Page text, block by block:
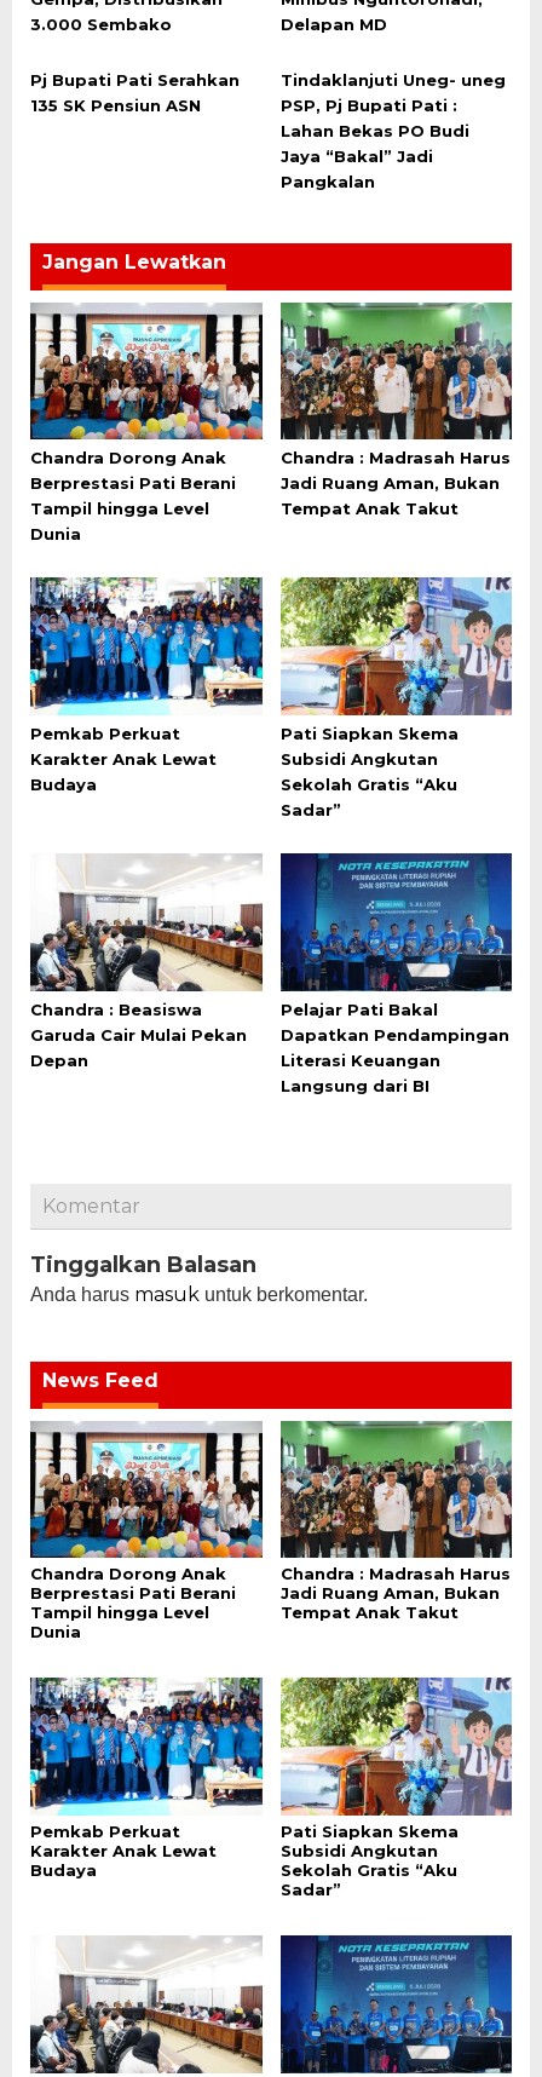
3.000 Sembako
Delapan MD
Pj Bupati Pati Serahkan
135 SK Pensiun ASN
Tindaklanjuti Uneg- uneg
PSP, Pj Bupati Pati :
Lahan Bekas PO Budi
Jaya “Bakal” Jadi
Pangkalan
Jangan Lewatkan
Chandra Dorong Anak
Berprestasi Pati Berani
Tampil hingga Level
Dunia
Chandra : Madrasah Harus
Jadi Ruang Aman, Bukan
Tempat Anak Takut
Pemkab Perkuat
Karakter Anak Lewat
Budaya
Pati Siapkan Skema
Subsidi Angkutan
Sekolah Gratis “Aku
Sadar”
Chandra : Beasiswa
Garuda Cair Mulai Pekan
Depan
Pelajar Pati Bakal
Dapatkan Pendampingan
Literasi Keuangan
Langsung dari BI
Komentar
Tinggalkan Balasan
Anda harus masuk untuk berkomentar.
News Feed
Chandra Dorong Anak
Berprestasi Pati Berani
Tampil hingga Level
Dunia
Chandra : Madrasah Harus
Jadi Ruang Aman, Bukan
Tempat Anak Takut
Pemkab Perkuat
Karakter Anak Lewat
Budaya
Pati Siapkan Skema
Subsidi Angkutan
Sekolah Gratis “Aku
Sadar”